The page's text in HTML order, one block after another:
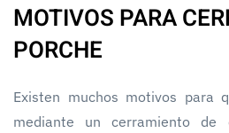
MOTIVOS PARA
PORCHE
Existen muchos motivos para
mediante un cerramiento